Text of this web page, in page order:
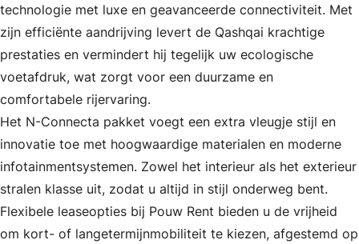
technologie met luxe en geavanceerde connectiviteit. Met
zijn efficiënte aandrijving levert de Qashqai krachtige
prestaties en vermindert hij tegelijk uw ecologische
voetafdruk, wat zorgt voor een duurzame en
comfortabele rijervaring.
Het N-Connecta pakket voegt een extra vleugje stijl en
innovatie toe met hoogwaardige materialen en moderne
infotainmentsystemen. Zowel het interieur als het exterieur
stralen klasse uit, zodat u altijd in stijl onderweg bent.
Flexibele leaseopties bij Pouw Rent bieden u de vrijheid
om kort- of langetermijnmobiliteit te kiezen, afgestemd op